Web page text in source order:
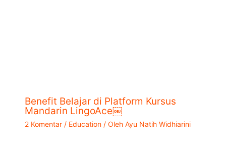
Benefit Belajar di Platform Kursus
Mandarin LingoAce￼
2 Komentar / Education/ Oleh Ayu Natih Widhiarini